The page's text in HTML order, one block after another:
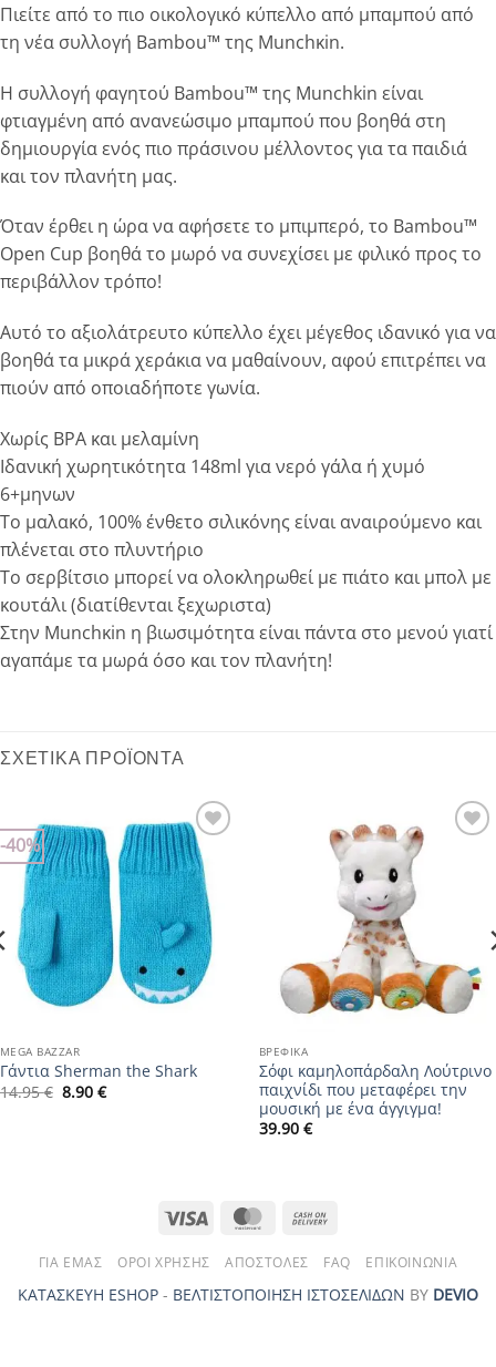
Πιείτε από το πιο οικολογικό κύπελλο από μπαμπού από
τη νέα συλλογή Bambou™ της Munchκin.
Η συλλογή φαγητού Bambou™ της Munchkin είναι
φτιαγμένη από ανανεώσιμο μπαμπού που βοηθά στη
δημιουργία ενός πιο πράσινου μέλλοντος για τα παιδιά
και τον πλανήτη μας.
Όταν έρθει η ώρα να αφήσετε το μπιμπερό, το Bambou™
Open Cup βοηθά το μωρό να συνεχίσει με φιλικό προς το
περιβάλλον τρόπο!
Αυτό το αξιολάτρευτο κύπελλο έχει μέγεθος ιδανικό για να
βοηθά τα μικρά χεράκια να μαθαίνουν, αφού επιτρέπει να
πιούν από οποιαδήποτε γωνία.
Χωρίς BPA και μελαμίνη
Ιδανική χωρητικότητα 148ml για νερό γάλα ή χυμό
6+μηνων
Το μαλακό, 100% ένθετο σιλικόνης είναι αναιρούμενο και
πλένεται στο πλυντήριο
To σερβίτσιο μπορεί να ολοκληρωθεί με πιάτο και μπολ με
κουτάλι (διατίθενται ξεχωριστα)
Στην Munchκin η βιωσιμότητα είναι πάντα στο μενού γιατί
αγαπάμε τα μωρά όσο και τον πλανήτη!
ΣΧΕΤΙΚΆ ΠΡΟΪΌΝΤΑ
-40%
Add to
wishlist
MEGA BAZZAR
Γάντια Sherman the Shark
14.95€ Original
price
8.90 €Η
τρέχουσα
ΒΡΕΦΙΚΆ
Σόφι καμηλοπάρδαλη Λούτρινο
παιχνίδι που μεταφέρει την
μουσική με ένα άγγιγμα!
39.90 €
Visa MasterCard
Delivery
ΓΙΑ ΕΜΆΣ ΌΡΟΙ ΧΡΉΣΗΣ ΑΠΟΣΤΟΛΈΣ FAQ ΕΠΙΚΟΙΝΩΝΊΑ
ΚΑΤΑΣΚΕΥΗ ESHOP - ΒΕΛΤΙΣΤΟΠΟΙΗΣΗ ΙΣΤΟΣΕΛΙΔΩΝ ΒΥ DEVIO